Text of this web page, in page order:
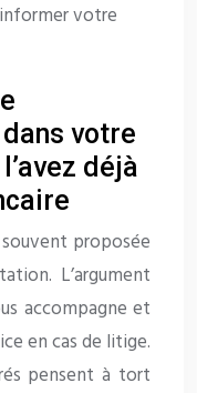
votre
votre
déjà
proposée
L’argument
accompagne et
en cas de litige.
pensent à tort